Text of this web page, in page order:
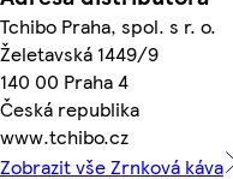
Tchibo Praha, spol. s r. o.
Želetavská 1449/9
140 00 Praha 4
Česká republika
www.tchibo.cz
Zobrazit vše Zrnková káva